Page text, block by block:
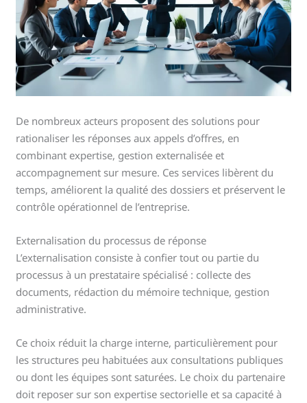
De nombreux acteurs proposent des solutions pour
rationaliser les réponses aux appels d’offres, en
combinant expertise, gestion externalisée et
accompagnement sur mesure. Ces services libèrent du
temps, améliorent la qualité des dossiers et préservent le
contrôle opérationnel de l’entreprise.
Externalisation du processus de réponse
L’externalisation consiste à confier tout ou partie du
processus à un prestataire spécialisé : collecte des
documents, rédaction du mémoire technique, gestion
administrative.
Ce choix réduit la charge interne, particulièrement pour
les structures peu habituées aux consultations publiques
ou dont les équipes sont saturées. Le choix du partenaire
doit reposer sur son expertise sectorielle et sa capacité à